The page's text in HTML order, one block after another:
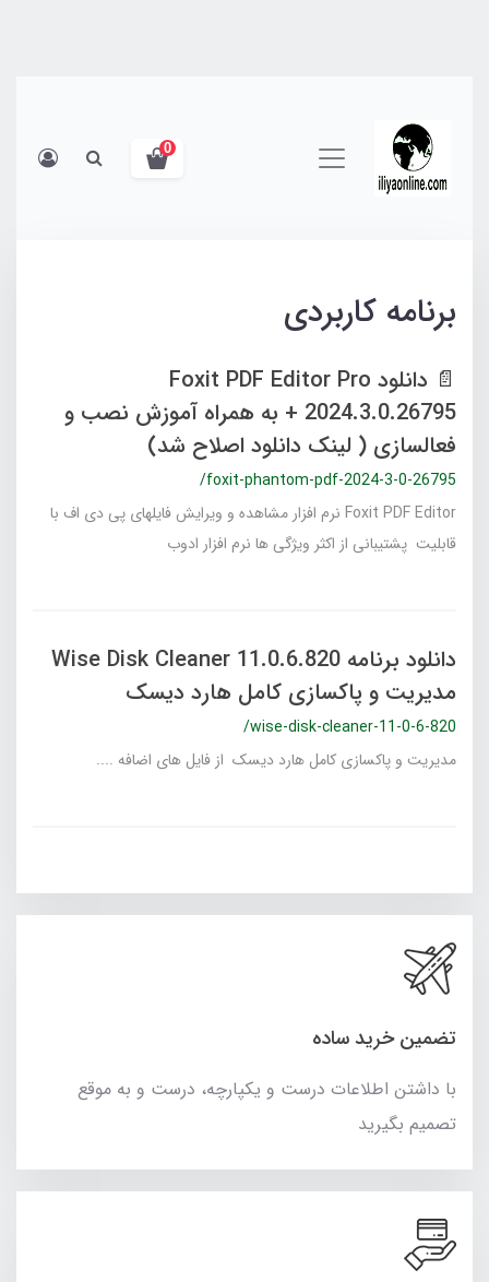
0
برنامه کاربردی
📄 دانلود Foxit PDF Editor Pro
2024.3.0.26795 + به همراه آموزش نصب و
فعالسازی ( لینک دانلود اصلاح شد)
/foxit-phantom-pdf-2024-3-0-26795
Foxit PDF Editor نرم افزار مشاهده و ویرایش فایلهای پی دی اف با
قابلیت پشتیبانی از اکثر ویژگی ها نرم افزار ادوب
دانلود برنامه Wise Disk Cleaner 11.0.6.820
مدیریت و پاکسازی کامل هارد دیسک
/wise-disk-cleaner-11-0-6-820
مدیریت و پاکسازی کامل هارد دیسک از فایل های اضافه ....
تضمین خرید ساده
با داشتن اطلاعات درست و یکپارچه، درست و به موقع
تصمیم بگیرید